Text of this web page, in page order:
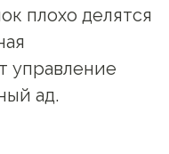
плохо делятся
управление
ад.